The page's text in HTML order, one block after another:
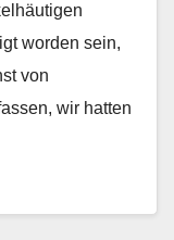
worden sein,
von
wir hatten